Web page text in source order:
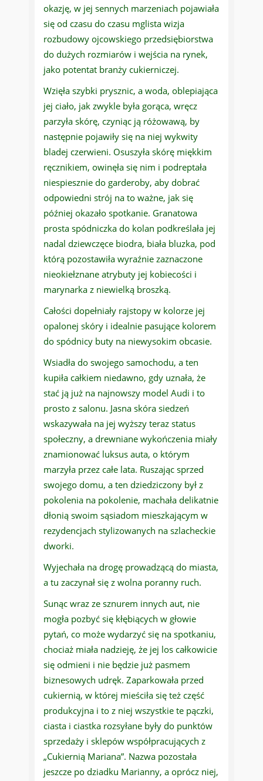
okazję, w jej sennych marzeniach pojawiała
się od czasu do czasu mglista wizja
rozbudowy ojcowskiego przedsiębiorstwa
do dużych rozmiarów i wejścia na rynek,
jako potentat branży cukierniczej.
Wzięła szybki prysznic, a woda, oblepiająca
jej ciało, jak zwykle była gorąca, wręcz
parzyła skórę, czyniąc ją różowawą, by
następnie pojawiły się na niej wykwity
bladej czerwieni. Osuszyła skórę miękkim
ręcznikiem, owinęła się nim i podreptała
niespiesznie do garderoby, aby dobrać
odpowiedni strój na to ważne, jak się
później okazało spotkanie. Granatowa
prosta spódniczka do kolan podkreślała jej
nadal dziewczęce biodra, biała bluzka, pod
którą pozostawiła wyraźnie zaznaczone
nieokiełznane atrybuty jej kobiecości i
marynarka z niewielką broszką.
Całości dopełniały rajstopy w kolorze jej
opalonej skóry i idealnie pasujące kolorem
do spódnicy buty na niewysokim obcasie.
Wsiadła do swojego samochodu, a ten
kupiła całkiem niedawno, gdy uznała, że
stać ją już na najnowszy model Audi i to
prosto z salonu. Jasna skóra siedzeń
wskazywała na jej wyższy teraz status
społeczny, a drewniane wykończenia miały
znamionować luksus auta, o którym
marzyła przez całe lata. Ruszając sprzed
swojego domu, a ten dziedziczony był z
pokolenia na pokolenie, machała delikatnie
dłonią swoim sąsiadom mieszkającym w
rezydencjach stylizowanych na szlacheckie
dworki.
Wyjechała na drogę prowadzącą do miasta,
a tu zaczynał się z wolna poranny ruch.
Sunąc wraz ze sznurem innych aut, nie
mogła pozbyć się kłębiących w głowie
pytań, co może wydarzyć się na spotkaniu,
chociaż miała nadzieję, że jej los całkowicie
się odmieni i nie będzie już pasmem
biznesowych udręk. Zaparkowała przed
cukiernią, w której mieściła się też część
produkcyjna i to z niej wszystkie te pączki,
ciasta i ciastka rozsyłane były do punktów
sprzedaży i sklepów współpracujących z
„Cukiernią Mariana”. Nazwa pozostała
jeszcze po dziadku Marianny, a oprócz niej,